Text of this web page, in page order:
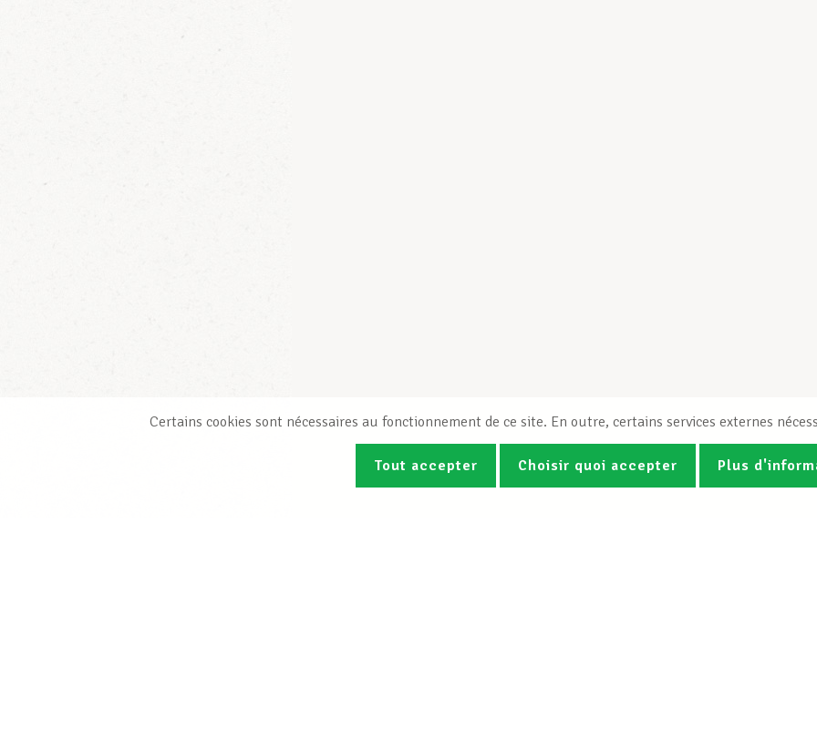
Certains cookies sont nécessaires au fonctionnement de ce site. En outre, certains services externes
Tout accepter Choisir quoi accepter Plus